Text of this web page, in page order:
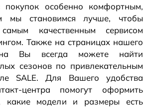
покупок особенно комфортным,
становимся лучше, чтобы
качественным сервисом
Также на страницах нашего
Вы всегда можете найти
сезонов по привлекательным
SALE. Для Вашего удобства
центра помогут оформить
какие модели и размеры есть